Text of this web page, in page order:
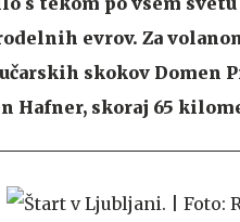
evrov. Za
skokov Domen
Hafner, skoraj 65